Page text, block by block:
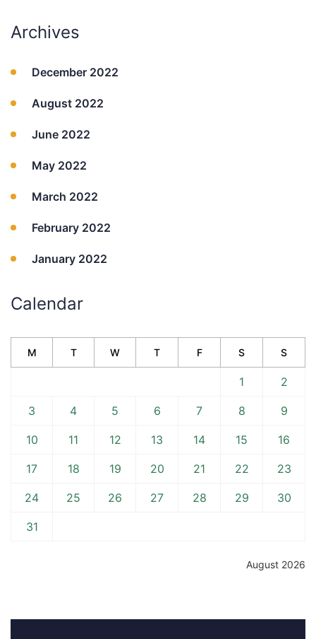
Archives
December 2022
August 2022
June 2022
May 2022
March 2022
February 2022
January 2022
Calendar
August 2026
M T W T F S S
1 2
3 4 5 6 7 8 9
10 11 12 13 14 15 16
17 18 19 20 21 22 23
24 25 26 27 28 29 30
31